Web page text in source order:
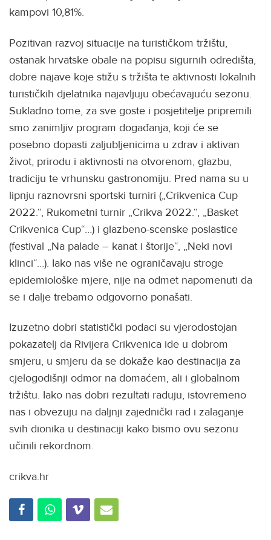
kampovi 10,81%.
Pozitivan razvoj situacije na turističkom tržištu,
ostanak hrvatske obale na popisu sigurnih odredišta,
dobre najave koje stižu s tržišta te aktivnosti lokalnih
turističkih djelatnika najavljuju obećavajuću sezonu.
Sukladno tome, za sve goste i posjetitelje pripremili
smo zanimljiv program događanja, koji će se
posebno dopasti zaljubljenicima u zdrav i aktivan
život, prirodu i aktivnosti na otvorenom, glazbu,
tradiciju te vrhunsku gastronomiju. Pred nama su u
lipnju raznovrsni sportski turniri („Crikvenica Cup
2022.“, Rukometni turnir „Crikva 2022.“, „Basket
Crikvenica Cup“…) i glazbeno-scenske poslastice
(festival „Na palade – kanat i štorije“, „Neki novi
klinci“…). Iako nas više ne ograničavaju stroge
epidemiološke mjere, nije na odmet napomenuti da
se i dalje trebamo odgovorno ponašati.
Izuzetno dobri statistički podaci su vjerodostojan
pokazatelj da Rivijera Crikvenica ide u dobrom
smjeru, u smjeru da se dokaže kao destinacija za
cjelogodišnji odmor na domaćem, ali i globalnom
tržištu. Iako nas dobri rezultati raduju, istovremeno
nas i obvezuju na daljnji zajednički rad i zalaganje
svih dionika u destinaciji kako bismo ovu sezonu
učinili rekordnom.
crikva.hr